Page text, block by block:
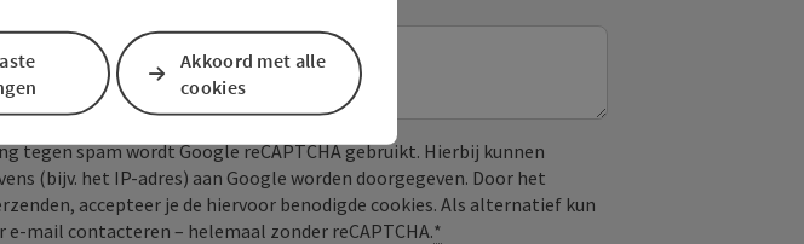
tegen spam wordt Google reCAPTCHA gebruikt. Hierbij kunnen
(bijv. het IP-adres) aan Google worden doorgegeven. Door het
accepteer je de hiervoor benodigde cookies. Als alternatief kun
e‑mail contacteren – helemaal zonder reCAPTCHA.*
Akkoord met alle
cookies